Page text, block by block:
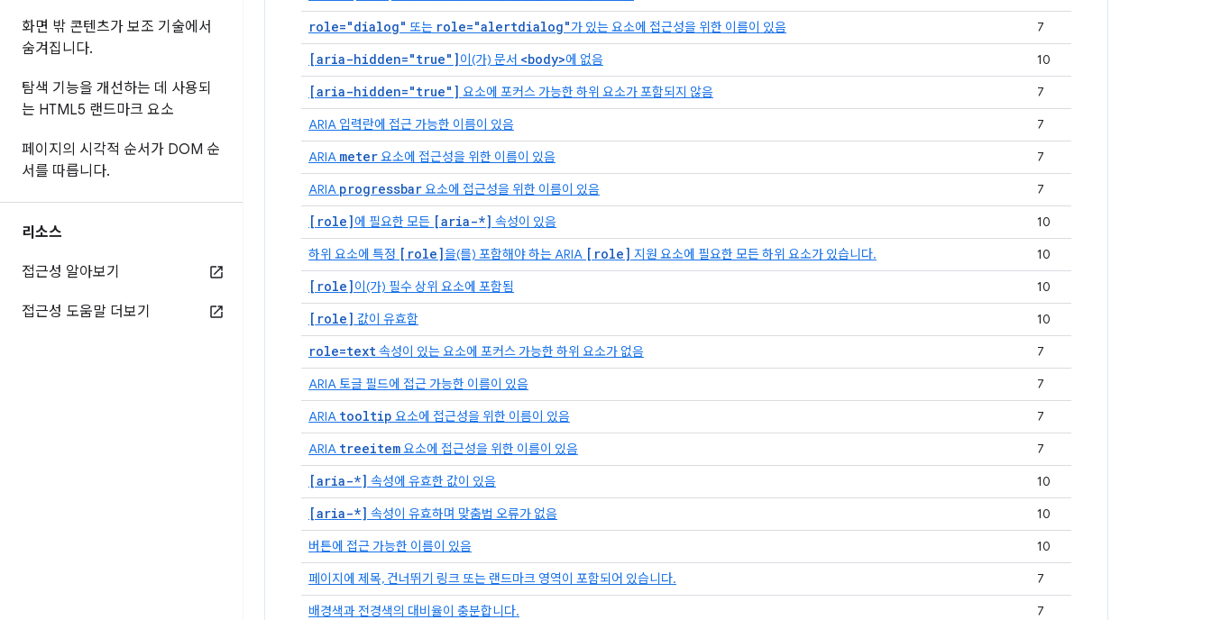
화면 밖 콘텐츠가 보조 기술에서
숨겨집니다.
탐색 기능을 개선하는 데 사용되
는 HTML5 랜드마크 요소
페이지의 시각적 순서가 DOM 순
서를 따릅니다.
리소스
접근성 알아보기
접근성 도움말 더보기
role="dialog" 또는 role="alertdialog"가 있는 요소에 접근성을 위한 이름이 있음 7
[aria-hidden="true"]이(가) 문서 <body>에 없음 10
[aria-hidden="true"] 요소에 포커스 가능한 하위 요소가 포함되지 않음
7
ARIA 입력란에 접근 가능한 이름이 있음
7
ARIA meter요소에 접근성을 위한 이름이 있음
7
ARIA progressbar요소에 접근성을 위한 이름이 있음 7
[role]에 필요한 모든 [aria-*] 속성이 있음
10
하위 요소에 특정 [role]을(를) 포함해야 하는 ARIA [role] 지원 요소에 필요한 모든 하위 요소가 있습니다. 10
[role]이(가) 필수 상위 요소에 포함됨 10
[role] 값이 유효함 10
role=text속성이 있는 요소에 포커스 가능한 하위 요소가 없음
7
ARIA 토글 필드에 접근 가능한 이름이 있음
7
ARIA tooltip 요소에 접근성을 위한 이름이 있음
7
ARIA treeitem요소에 접근성을 위한 이름이 있음 7
[aria-*] 속성에 유효한 값이 있음 10
[aria-*] 속성이 유효하며 맞춤법 오류가 없음
10
버튼에 접근 가능한 이름이 있음
10
페이지에 제목, 건너뛰기 링크 또는 랜드마크 영역이 포함되어 있습니다.
7
배경색과 전경색의 대비율이 충분합니다.
7